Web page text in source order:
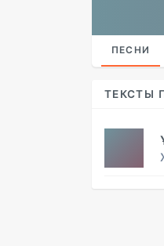
ПЕСНИ
ТЕКСТЫ